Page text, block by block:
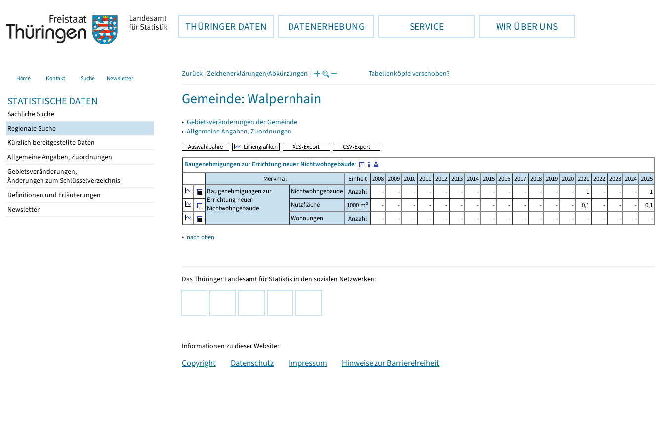
THÜRINGER DATEN DATENERHEBUNG SERVICE WIR ÜBER UNS
Home Kontakt Suche Newsletter
STATISTISCHE DATEN
Sachliche Suche
Regionale Suche
Kürzlich bereitgestellte Daten
Allgemeine Angaben, Zuordnungen
Gebietsveränderungen,
Änderungen zum Schlüsselverzeichnis
Definitionen und Erläuterungen
Newsletter
Zurück | Zeichenerklärungen/Abkürzungen | Tabellenköpfe verschoben?
Gemeinde: Walpernhain
▸ Gebietsveränderungen der Gemeinde
▸ Allgemeine Angaben, Zuordnungen
Baugenehmigungen zur Errichtung neuer Nichtwohngebäude
Merkmal
Einheit 2008 2009 2010 2011 2012 2013 2014 2015 2016 2017 2018 2019 2020 2021 2022 2023 2024 2025
Baugenehmigungen zur
Errichtung neuer
Nichtwohngebäude
Nichtwohngebäude Anzahl - - - - - - - - - - - - - 1 - - -
1
Nutzfläche
1000 m² - - - - - - - - - - - - - 0,1 - - -
0,1
Wohnungen
Anzahl - - - - - - - - - - - - - - - - - -
▴ nach oben
Das Thüringer Landesamt für Statistik in den sozialen Netzwerken:
Informationen zu dieser Website:
Copyright Datenschutz Impressum Hinweise zur Barrierefreiheit